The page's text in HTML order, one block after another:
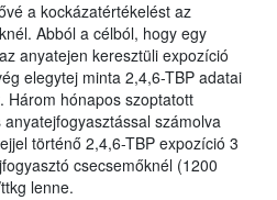
a kockázatértékelést az
Abból a célból, hogy egy
anyatejen keresztüli expozíció
elegytej minta 2,4,6-TBP adatai
Három hónapos szoptatott
számolva
történő 2,4,6-TBP expozíció 3
csecsemőknél (1200
lenne.